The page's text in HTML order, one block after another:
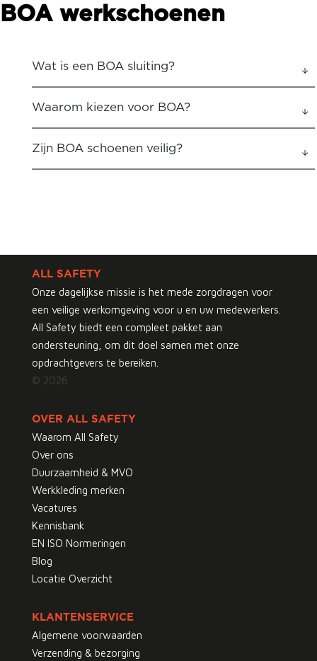
BOA werkschoenen
Wat is een BOA sluiting?
Waarom kiezen voor BOA?
Zijn BOA schoenen veilig?
ALL SAFETY
Onze dagelijkse missie is het mede zorgdragen voor
een veilige werkomgeving voor u en uw medewerkers.
All Safety biedt een compleet pakket aan
ondersteuning, om dit doel samen met onze
opdrachtgevers te bereiken.
© 2026
OVER ALL SAFETY
Waarom All Safety
Over ons
Duurzaamheid & MVO
Werkkleding merken
Vacatures
Kennisbank
EN ISO Normeringen
Blog
Locatie Overzicht
KLANTENSERVICE
Algemene voorwaarden
Verzending & bezorging